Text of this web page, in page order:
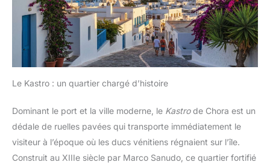
Le Kastro : un quartier chargé d’histoire
Dominant le port et la ville moderne, le Kastrode Chora est un
dédale de ruelles pavées qui transporte immédiatement le
visiteur à l’époque où les ducs vénitiens régnaient sur l’île.
Construit au XIIIe siècle par Marco Sanudo, ce quartier fortifié